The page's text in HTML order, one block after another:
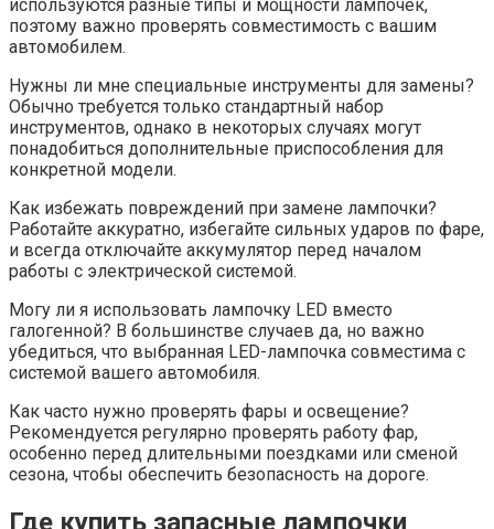
используются разные типы и мощности лампочек,
поэтому важно проверять совместимость с вашим
автомобилем.
Нужны ли мне специальные инструменты для замены?
Обычно требуется только стандартный набор
инструментов, однако в некоторых случаях могут
понадобиться дополнительные приспособления для
конкретной модели.
Как избежать повреждений при замене лампочки?
Работайте аккуратно, избегайте сильных ударов по фаре,
и всегда отключайте аккумулятор перед началом
работы с электрической системой.
Могу ли я использовать лампочку LED вместо
галогенной? В большинстве случаев да, но важно
убедиться, что выбранная LED-лампочка совместима с
системой вашего автомобиля.
Как часто нужно проверять фары и освещение?
Рекомендуется регулярно проверять работу фар,
особенно перед длительными поездками или сменой
сезона, чтобы обеспечить безопасность на дороге.
Где купить запасные лампочки